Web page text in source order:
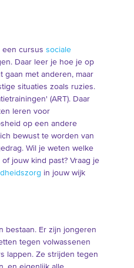
een cursus sociale
Daar leer je hoe je op
gaan met anderen, maar
situaties zoals ruzies.
(ART). Daar
leren voor
op een andere
bewust te worden van
Wil je weten welke
jouw kind past? Vraag je
in jouw wijk
bestaan. Er zijn jongeren
tegen volwassenen
lappen. Ze strijden tegen